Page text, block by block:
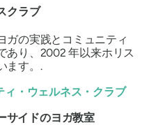
クラブ
ガの実践とコミュニティ
あり、2002 年以来ホリス
ます。.
ィ・ウェルネス・クラブ
サイドのヨガ教室